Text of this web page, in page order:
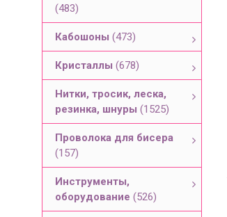
(483)
Кабошоны (473)
Кристаллы (678)
Нитки, тросик, леска,
резинка, шнуры (1525)
Проволока для бисера
(157)
Инструменты,
оборудование (526)